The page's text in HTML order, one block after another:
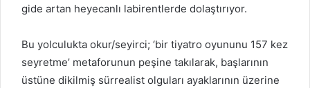
gide artan heyecanlı labirentlerde dolaştırıyor.
Bu yolculukta okur/seyirci; ‘bir tiyatro oyununu 157 kez
seyretme’ metaforunun peşine takılarak, başlarının
üstüne dikilmiş sürrealist olguları ayaklarının üzerine